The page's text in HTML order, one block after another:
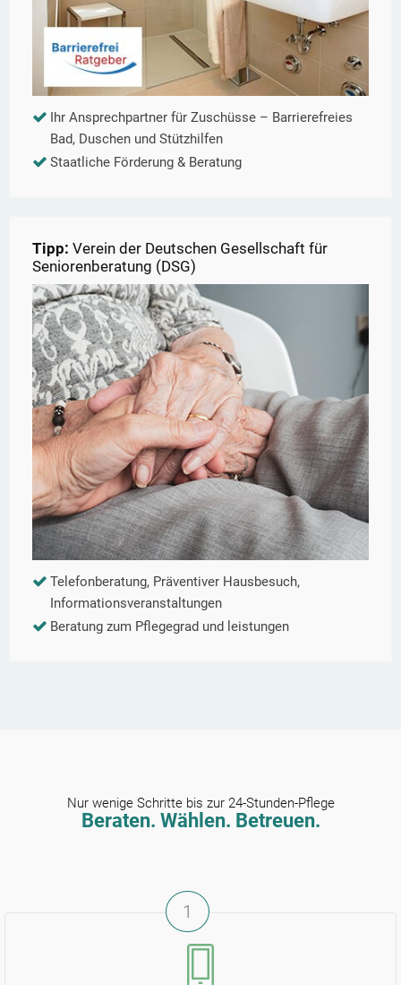
Ihr Ansprechpartner für Zuschüsse – Barrierefreies
Bad, Duschen und Stützhilfen
Staatliche Förderung & Beratung
Tipp: Verein der Deutschen Gesellschaft für
Seniorenberatung (DSG)
Telefonberatung, Präventiver Hausbesuch,
Informationsveranstaltungen
Beratung zum Pflegegrad und leistungen
Nur wenige Schritte bis zur 24-Stunden-Pflege
Beraten. Wählen. Betreuen.
1